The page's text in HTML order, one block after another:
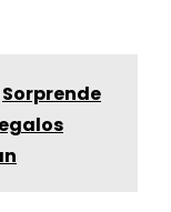
Sorprende